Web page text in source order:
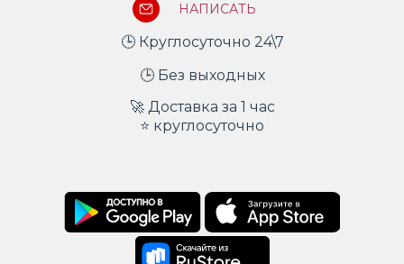
НАПИСАТЬ
🕒 Круглосуточно 24\7
🕒 Без выходных
🚀 Доставка за 1 час
⭐ круглосуточно